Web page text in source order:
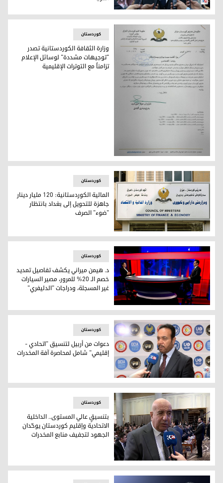
حكومة إقليم كوردستان تنشئ "غرفة عمليات" لإجلاء
وزارة الثقافة الكوردستانية تصدر "توجيهات مشددة" لوسائل
کوردستان
وزارة الثقافة الكوردستانية تصدر
"توجيهات مشددة" لوسائل الإعلام
تزامناً مع التوترات الإقليمية
المالية الكوردستانية: 120 مليار دينار جاهزة للتحويل إلى بغداد بانتظار "ضوء" الصرف
کوردستان
المالية الكوردستانية: 120 مليار دينار
جاهزة للتحويل إلى بغداد بانتظار
"ضوء" الصرف
د. هيمن ميراني يكشف تفاصيل تمديد خصم الـ 20% للمرور، مصير السيارات غير المسجلة، ودراجات "الدليفري"
کوردستان
د. هيمن ميراني يكشف تفاصيل تمديد
خصم الـ 20% للمرور، مصير السيارات
غير المسجلة، ودراجات "الدليفري"
دعوات من أربيل لتنسيق "اتحادي - إقليمي" شامل لمحاصرة آفة
کوردستان
دعوات من أربيل لتنسيق "اتحادي -
إقليمي" شامل لمحاصرة آفة المخدرات
بتنسيقٍ عالي المستوى.. الداخلية الاتحادية وإقليم كوردستان
کوردستان
بتنسيقٍ عالي المستوى.. الداخلية
الاتحادية وإقليم كوردستان يوحّدان
الجهود لتجفيف منابع المخدرات